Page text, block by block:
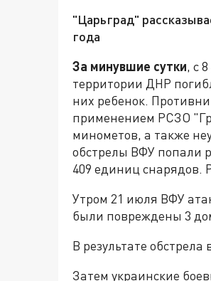
"Царьград"
года
За минувшие сутки, с
территории ДНР
них ребенок.
применением РСЗО
минометов, а также
обстрелы ВФУ попали
409 единиц снарядов.
Утром 21 июля ВФУ
были повреждены 3
В результате обстрела
Затем украинские